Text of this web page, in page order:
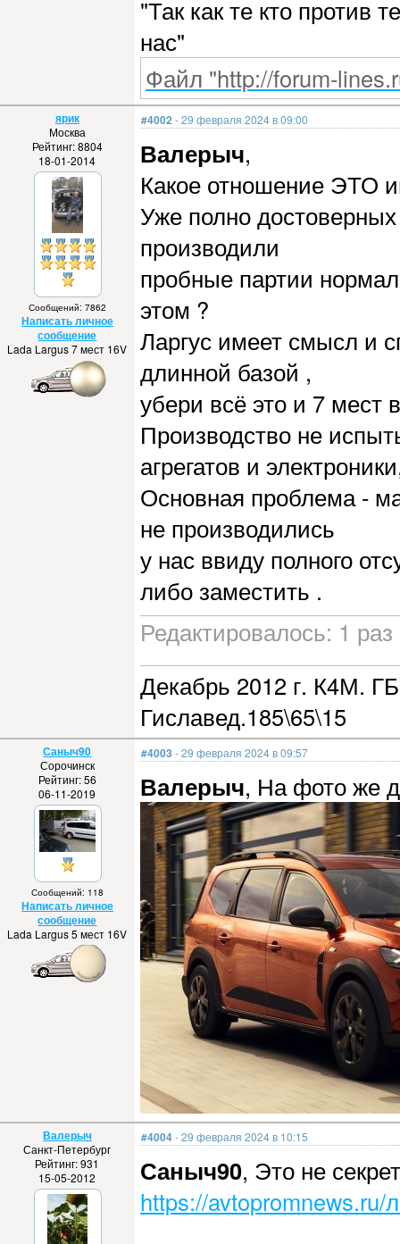
"Так как те кто против
нас"
Файл "http://forum-
ярик
Москва
Рейтинг: 8804
18-01-2014
Сообщений: 7862
Написать личное
сообщение
Lada Largus 7 мест 16V
#4002 - 29 февраля 2024 в 09:00
Валерыч,
Какое отношение ЭТО
Уже полно
производили
пробные партии
этом ?
Ларгус имеет смысл и
длинной базой ,
убери всё это и 7 мест
Производство не
агрегатов и
Основная проблема -
не производились
у нас ввиду полного
либо заместить .
Редактировалось: 1
Декабрь 2012 г. К4М.
Гиславед.185\65\15
Саныч90
Сорочинск
Рейтинг: 56
06-11-2019
Сообщений: 118
Написать личное
сообщение
Lada Largus 5 мест 16V
#4003 - 29 февраля 2024 в 09:57
Валерыч, На фото же
Валерыч
Санкт-Петербург
Рейтинг: 931
15-05-2012
#4004- 29 февраля 2024 в 10:15
Саныч90, Это не
https://avtopromnews.ru/